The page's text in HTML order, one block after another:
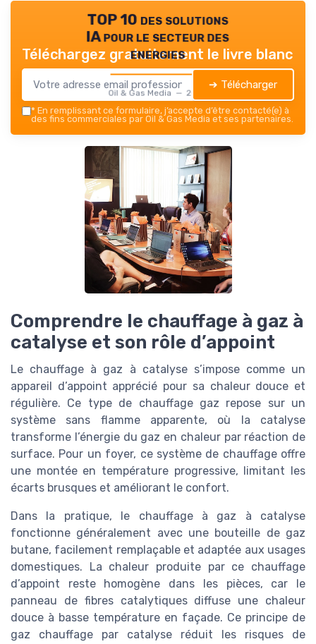
TOP 10 des solutions
IA pour le secteur des
energies
Oil & Gas Media — 2026
Téléchargez gratuitement le livre blanc
➔ Télécharger
* En remplissant ce formulaire, j’accepte d’être contacté(e) à
des fins commerciales par Oil & Gas Media et ses partenaires.
Comprendre le chauffage à gaz à
catalyse et son rôle d’appoint
Le chauffage à gaz à catalyse s’impose comme un
appareil d’appoint apprécié pour sa chaleur douce et
régulière. Ce type de chauffage gaz repose sur un
système sans flamme apparente, où la catalyse
transforme l’énergie du gaz en chaleur par réaction de
surface. Pour un foyer, ce système de chauffage offre
une montée en température progressive, limitant les
écarts brusques et améliorant le confort.
Dans la pratique, le chauffage à gaz à catalyse
fonctionne généralement avec une bouteille de gaz
butane, facilement remplaçable et adaptée aux usages
domestiques. La chaleur produite par ce chauffage
d’appoint reste homogène dans les pièces, car le
panneau de fibres catalytiques diffuse une chaleur
douce à basse température en façade. Ce principe de
gaz chauffage par catalyse réduit les risques de